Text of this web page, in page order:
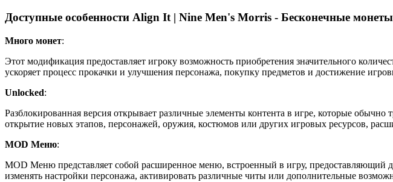
Доступные особенности Align It | Nine Men's Morris - Бесконечные монеты
Много монет:
Этот модификация предоставляет игроку возможность приобретения значительного
ускоряет процесс прокачки и улучшения персонажа, покупку предметов и достижение
Unlocked:
Разблокированная версия открывает различные элементы контента в игре, которые
открытие новых этапов, персонажей, оружия, костюмов или других игровых ресурсов,
MOD Меню:
MOD Меню представляет собой расширенное меню, встроенный в игру,
изменять настройки персонажа, активировать различные читы или дополнительные